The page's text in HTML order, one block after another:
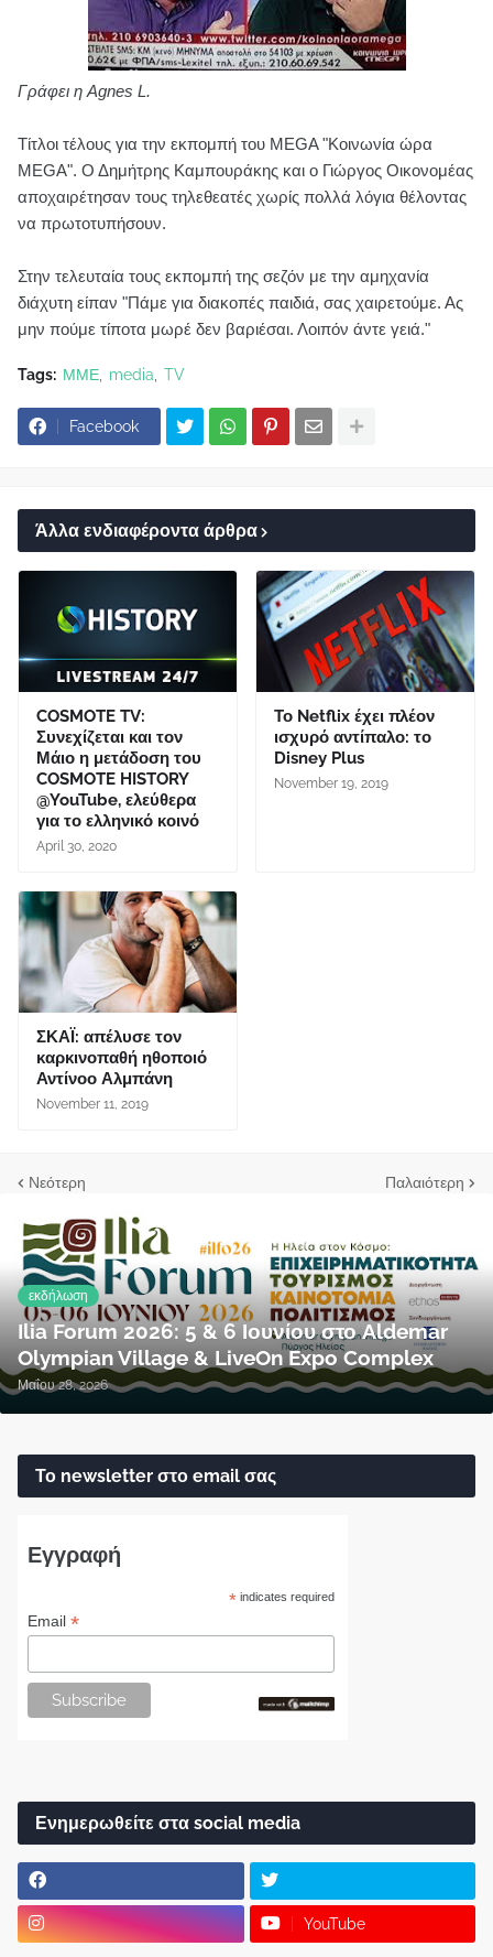
Γράφει η Agnes L.
Τίτλοι τέλους για την εκπομπή του MEGA "Κοινωνία ώρα
MEGA". Ο Δημήτρης Καμπουράκης και ο Γιώργος Οικονομέας
αποχαιρέτησαν τους τηλεθεατές χωρίς πολλά λόγια θέλοντας
να πρωτοτυπήσουν.
Στην τελευταία τους εκπομπή της σεζόν με την αμηχανία
διάχυτη είπαν "Πάμε για διακοπές παιδιά, σας χαιρετούμε. Ας
μην πούμε τίποτα μωρέ δεν βαριέσαι. Λοιπόν άντε γειά."
Tags: ΜΜΕ media TV
Facebook
Άλλα ενδιαφέροντα άρθρα
COSMOTE TV:
Συνεχίζεται και τον
Μάιο η μετάδοση του
COSMOTE HISTORY
@YouTube, ελεύθερα
για το ελληνικό κοινό
April 30, 2020
Το Netflix έχει πλέον
ισχυρό αντίπαλο: το
Disney Plus
November 19, 2019
ΣΚΑΪ: απέλυσε τον
καρκινοπαθή ηθοποιό
Αντίνοο Αλμπάνη
November 11, 2019
Νεότερη Παλαιότερη
εκδήλωση
Ilia Forum 2026: 5 & 6 Ιουνίου στο Aldemar
Olympian Village & LiveOn Expo Complex
Μαΐου 28, 2026
Το newsletter στο email σας
Εγγραφή
* indicates required
Email *
Ενημερωθείτε στα social media
YouTube